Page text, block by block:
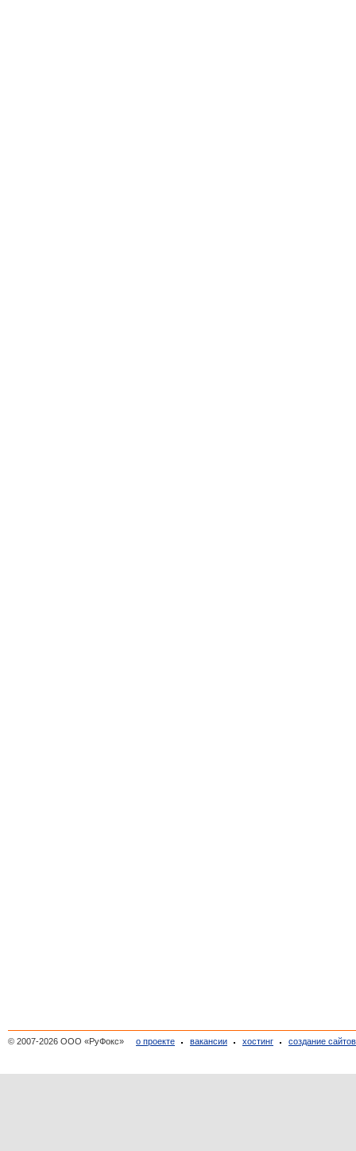
© 2007-2026 ООО «РуФокс» о проекте вакансии хостинг создание сайтов